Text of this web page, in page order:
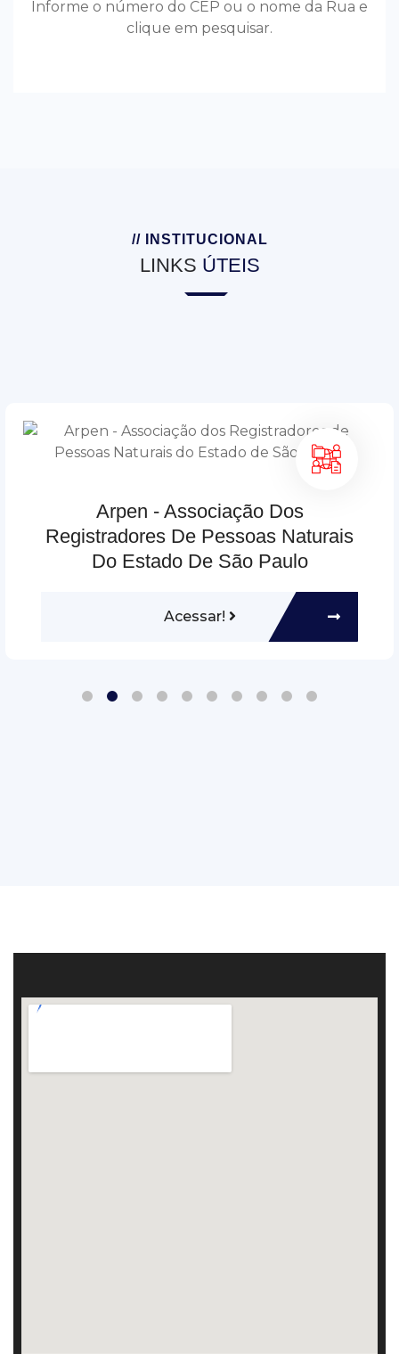
Informe o número do CEP ou o nome da Rua e
clique em pesquisar.
// INSTITUCIONAL
LINKS ÚTEIS
Arpen - Associação Dos
Registradores De Pessoas Naturais
Do Estado De São Paulo
Acessar!